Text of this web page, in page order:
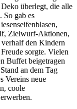
überlegt, die alle
So gab es
Zielwurf-Aktionen,
den Kindern
sorgte. Vielen
Buffet beigetragen
an dem Tag
Vereins neue
coole